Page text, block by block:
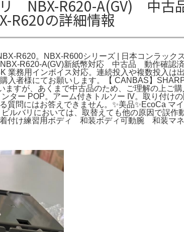
NBX-R620-A(GV) 中古
R620の詳細情報
R620。NBX-R600シリーズ | 日本コンラック
R620-A(GV)新紙幣対応 中古品 動作確認
務用インボイス対応。連続投入や複数投入は
入者様にてお願いします。【 CANBAS】
すが、あくまで中古品のため、ご理解の上ご
ター POP。アーム付きトルソー IV。取り付け
問にはお答えできません。✨美品✨EcoCa マ
ルバリにおいては、取替えても他の原因で誤
付け練習用ボディ 和装ボディ可動腕 和装マ